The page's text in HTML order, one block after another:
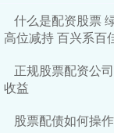
什么是配资股票
高位减持 百兴系百
正规股票配资公
收益
股票配债如何操